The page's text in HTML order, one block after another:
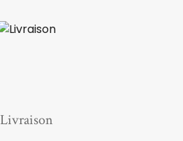
Livraison